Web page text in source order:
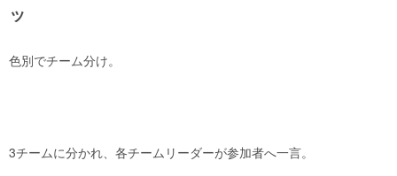
ッ
色別でチーム分け。
3チームに分かれ、各チームリーダーが参加者へ一言。